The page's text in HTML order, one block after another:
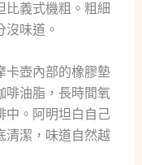
義式機粗。粗細
味道。
卡壺內部的橡膠墊
啡油脂，長時間氧
中。阿明坦白自己
清潔，味道自然越